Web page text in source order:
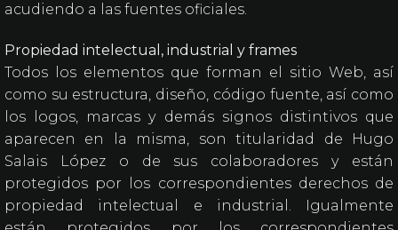
acudiendo a las fuentes oficiales.
Propiedad intelectual, industrial y frames
Todos los elementos que forman el sitio Web, así
como su estructura, diseño, código fuente, así como
los logos, marcas y demás signos distintivos que
aparecen en la misma, son titularidad de Hugo
Salais López o de sus colaboradores y están
protegidos por los correspondientes derechos de
propiedad intelectual e industrial. Igualmente